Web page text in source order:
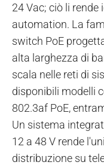
24 Vac; ciò li rende
automation. La
switch PoE
alta larghezza di
scala nelle reti di
disponibili modelli
802.3af PoE,
Un sistema
12 a 48 V rende
distribuzione su